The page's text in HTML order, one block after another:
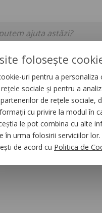
STOC SERVICII
Relee
folosește
uri pentru a
sociale și pentru a
de rețele sociale,
cu privire la modul în
le pot combina cu alte
în urma folosirii serviciilor
de acord cu Politica de